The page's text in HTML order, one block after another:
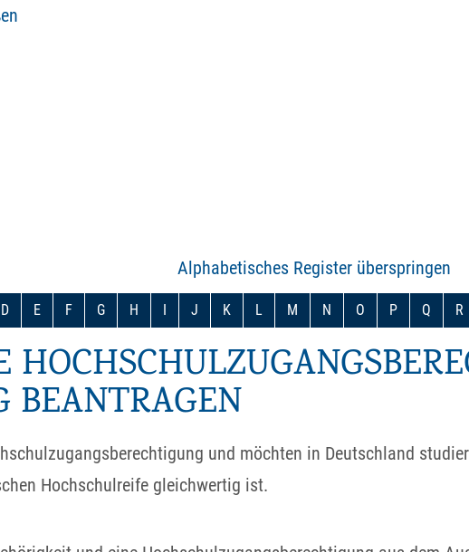
Alphabetisches Register überspringen
D E F G H I J K L M N O P Q R
BEANTRAGEN
und möchten in Deutschland
Hochschulreife gleichwertig ist.